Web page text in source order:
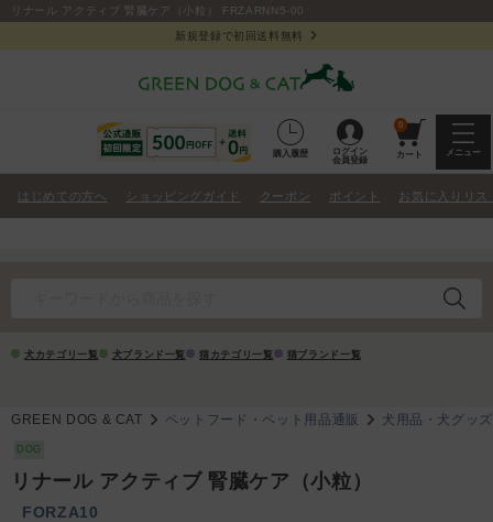
リナール アクティブ 腎臓ケア（小粒） FRZARNN5-00
新規登録で初回送料無料
購入履歴
ログイン
会員登録
0
カート メニュー
はじめての方へ ショッピングガイド クーポン ポイント お気に入りリス
犬カテゴリ一覧 犬ブランド一覧 猫カテゴリ一覧 猫ブランド一覧
GREEN DOG & CAT ペットフード・ペット用品通販 犬用品・犬グッズ
DOG
リナール アクティブ 腎臓ケア（小粒）
FORZA10